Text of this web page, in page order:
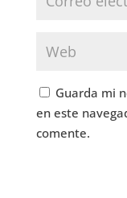
Guarda mi
en este
comente.